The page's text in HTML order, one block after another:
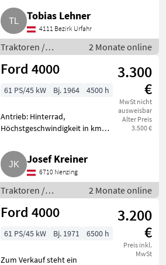
Fahrzeugpapiere vorhanden
Verkaufe Ford 5610 Dual Power
mit Frontlader. Der Traktor ist
in gutem Zustand, wenig Bstd.
Der Preis
Tobias Lehner
4111 Bezirk Urfahr
Traktoren /
Standard
Traktoren
2 Monate online
Ford 4000
3.300
€
MwSt nicht
ausweisbar
Alter Preis
3.500 €
61 PS/45 kW Bj. 1964 4500 h
Antrieb: Hinterrad,
Höchstgeschwindigkeit in km/h:
manuell Verkaufe Ford 4000. VB
€ 3.300, -. Bj.: 1964. 71 PS, 4-
Zylinder-Motor. Zapfwelle
Josef Kreiner
6710 Nenzing
Traktoren /
Standard
Traktoren
2 Monate online
Ford 4000
3.200
€
Preis inkl.
MwSt
61 PS/45 kW Bj. 1971 6500 h
Zum Verkauf steht ein